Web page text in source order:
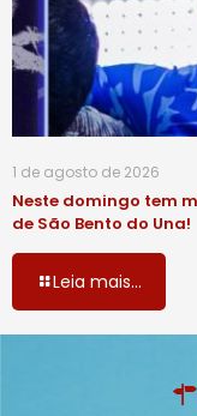
1 de agosto de 2026
Neste domingo tem
de São Bento do Una!
Leia mais...